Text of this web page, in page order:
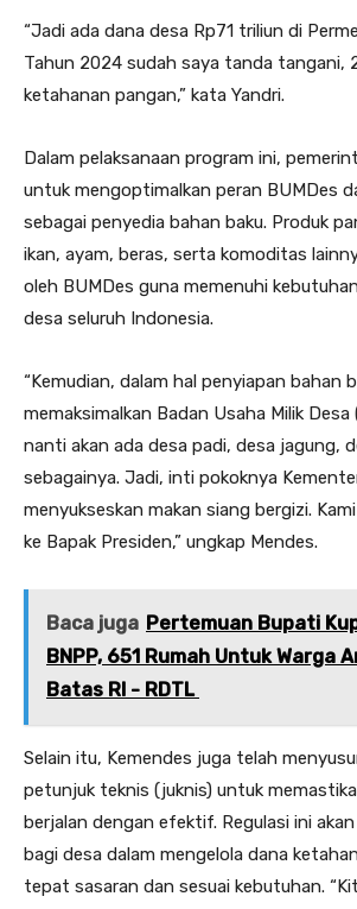
“Jadi ada dana desa Rp71 triliun di
Tahun 2024 sudah saya tanda tangani,
ketahanan pangan,” kata Yandri.
Dalam pelaksanaan program ini,
untuk mengoptimalkan peran BUMDes
sebagai penyedia bahan baku. Produk
ikan, ayam, beras, serta komoditas
oleh BUMDes guna memenuhi
desa seluruh Indonesia.
“Kemudian, dalam hal penyiapan bahan
memaksimalkan Badan Usaha Milik Desa
nanti akan ada desa padi, desa jagung,
sebagainya. Jadi, inti pokoknya
menyukseskan makan siang bergizi.
ke Bapak Presiden,” ungkap Mendes.
Baca juga Pertemuan Bupati
BNPP, 651 Rumah Untuk Warga
Batas RI - RDTL
Selain itu, Kemendes juga telah
petunjuk teknis (juknis) untuk
berjalan dengan efektif. Regulasi ini
bagi desa dalam mengelola dana
tepat sasaran dan sesuai kebutuhan.